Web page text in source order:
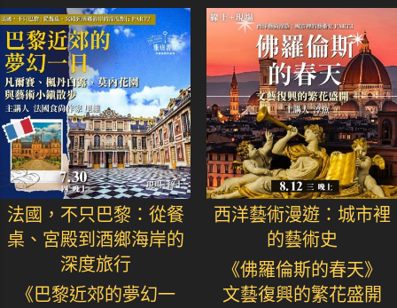
法國，不只巴黎：從餐
桌、宮殿到酒鄉海岸的
深度旅行
《巴黎近郊的夢幻一
西洋藝術漫遊：城市裡
的藝術史
《佛羅倫斯的春天》
文藝復興的繁花盛開